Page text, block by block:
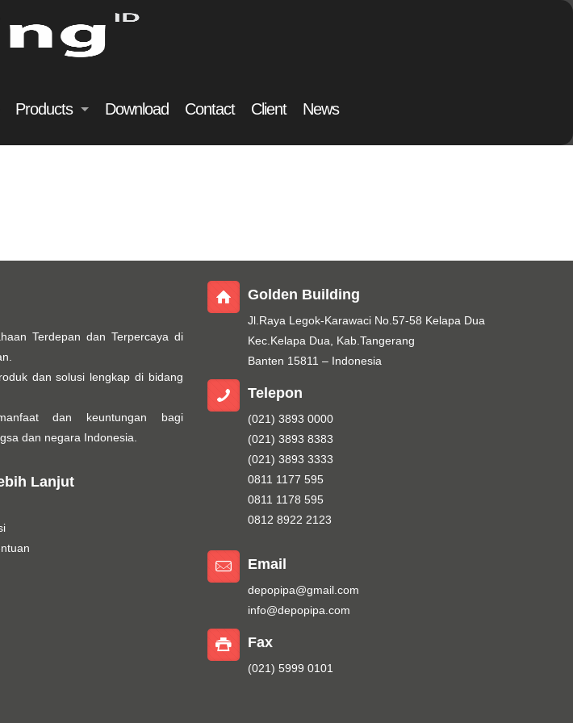
Products Download Contact Client News
Terdepan dan Terpercaya di
dan solusi lengkap di bidang
dan keuntungan bagi
dan negara Indonesia.
Lanjut
Golden Building
Jl.Raya Legok-Karawaci No.57-58 Kelapa Dua
Kec.Kelapa Dua, Kab.Tangerang
Banten 15811 – Indonesia
Telepon
(021) 3893 0000
(021) 3893 8383
(021) 3893 3333
0811 1177 595
0811 1178 595
0812 8922 2123
Email
depopipa@gmail.com
info@depopipa.com
Fax
(021) 5999 0101